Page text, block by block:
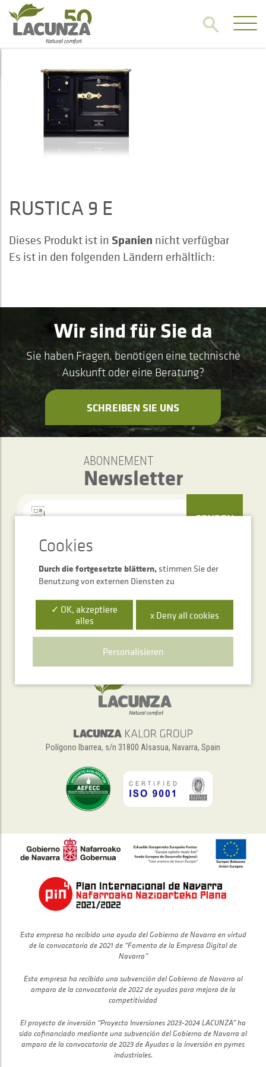
RUSTICA 9 E
Dieses Produkt ist in Spanien nicht verfügbar
Es ist in den folgenden Ländern erhältlich:
Wir sind für Sie da
Sie haben Fragen, benötigen eine technische
Auskunft oder eine Beratung?
SCHREIBEN SIE UNS
ABONNEMENT
Newsletter
SENDEN
Telefonischer Auskunftsservice
+34 948 563 511
Polígono Ibarrea, s/n 31800 Alsasua, Navarra, Spain
Esta empresa ha recibido una ayuda del Gobierno de Navarra en virtud
de la convocatoria de 2021 de “Fomento de la Empresa Digital de
Navarra”
Esta empresa ha recibido una subvención del Gobierno de Navarra al
amparo de la convocatoria de 2022 de ayudas para mejora de la
competitividad
El proyecto de inversión “Proyecto Inversiones 2023-2024 LACUNZA” ha
sido cofinanciado mediante una subvención del Gobierno de Navarra al
amparo de la convocatoria de 2023 de Ayudas a la inversión en pymes
industriales.
Durch die fortgesetzte blättern, stimmen Sie der
Benutzung von externen Diensten zu
✓ OK, akzeptiere
alles
x Deny all cookies
Personalisieren